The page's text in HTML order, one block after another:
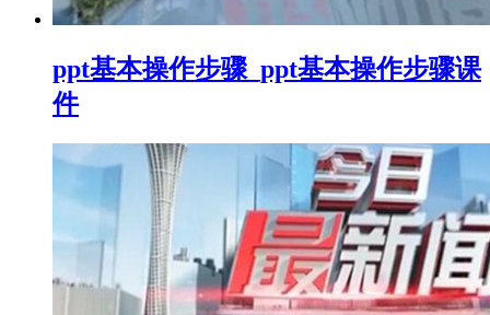
ppt基本操作步骤_ppt基本操作步骤课
件